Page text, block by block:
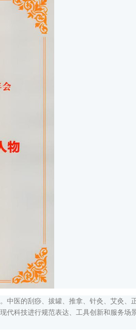
医的刮痧、拔罐、推拿、针灸、艾灸、
代科技进行规范表达、工具创新和服务场